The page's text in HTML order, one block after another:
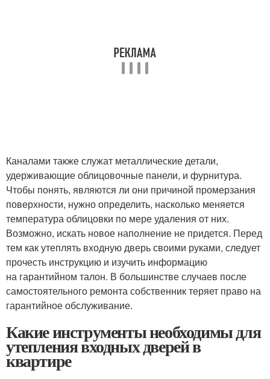
Каналами также служат металлические детали,
удерживающие облицовочные панели, и фурнитура.
Чтобы понять, являются ли они причиной промерзания
поверхности, нужно определить, насколько меняется
температура облицовки по мере удаления от них.
Возможно, искать новое наполнение не придется. Перед
тем как утеплять входную дверь своими руками, следует
прочесть инструкцию и изучить информацию
на гарантийном талон. В большинстве случаев после
самостоятельного ремонта собственник теряет право на
гарантийное обслуживание.
Какие инструменты необходимы для
утепления входных дверей в
квартире